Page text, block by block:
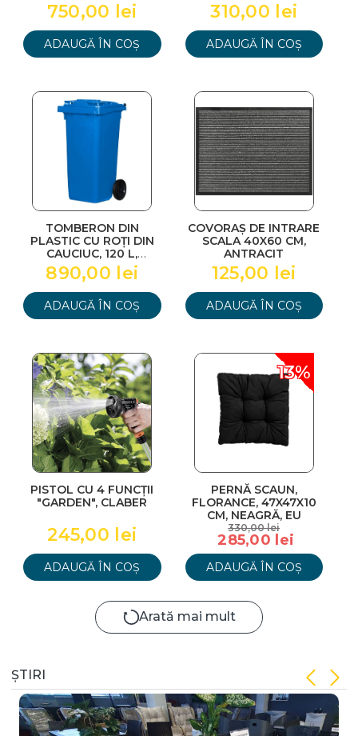
750,00 lei
ADAUGĂ ÎN COȘ
310,00 lei
ADAUGĂ ÎN COȘ
TOMBERON DIN
PLASTIC CU ROȚI DIN
CAUCIUC, 120 L,
STANDART, GERMANIA,
ALBASTRU
890,00 lei
ADAUGĂ ÎN COȘ
COVORAȘ DE INTRARE
SCALA 40X60 CM,
ANTRACIT
125,00 lei
ADAUGĂ ÎN COȘ
PISTOL CU 4 FUNCȚII
"GARDEN", CLABER
245,00 lei
ADAUGĂ ÎN COȘ
13%
PERNĂ SCAUN,
FLORANCE, 47X47X10
CM, NEAGRĂ, EU
330,00 lei
285,00 lei
ADAUGĂ ÎN COȘ
Arată mai mult
ȘTIRI